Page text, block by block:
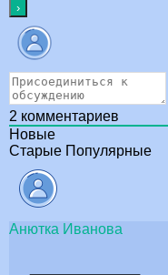
2 комментариев
Новые
Старые Популярные
Анютка Иванова